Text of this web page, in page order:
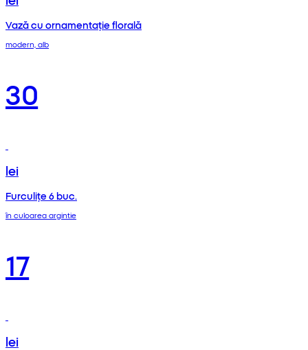
Vază cu ornamentație florală
modern, alb
30
lei
Furculițe 6 buc.
în culoarea argintie
17
lei